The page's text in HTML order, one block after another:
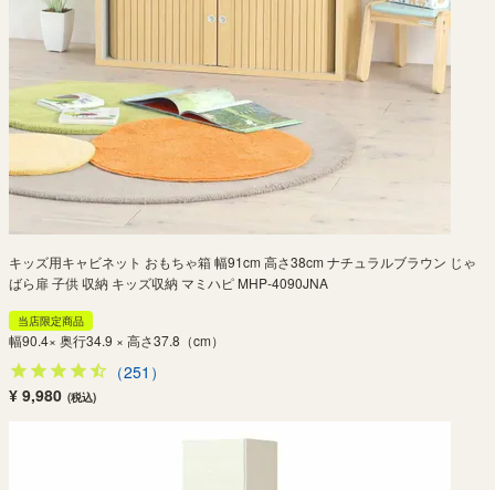
キッズ用キャビネット おもちゃ箱 幅91cm 高さ38cm ナチュラルブラウン じゃ
ばら扉 子供 収納 キッズ収納 マミハピ MHP-4090JNA
当店限定商品
幅90.4× 奥行34.9 × 高さ37.8（cm）
（251）
¥ 9,980 (税込)